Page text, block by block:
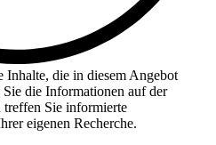
die in diesem Angebot
die Informationen auf der
Sie informierte
eigenen Recherche.